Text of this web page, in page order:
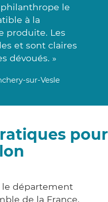
le
à la
produite. Les
et sont claires
dévoués. »
sur-Vesle
pour
le département
de la France,